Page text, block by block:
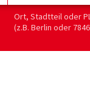
Ort, Stadtteil oder
(z.B. Berlin oder